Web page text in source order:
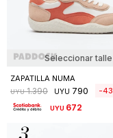
Seleccionar talle
ZAPATILLA NUMA
UYU 1.390 UYU 790 43
UYU 672